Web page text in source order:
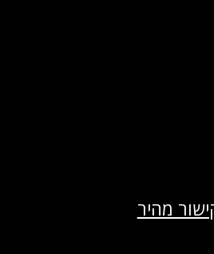
מהיר